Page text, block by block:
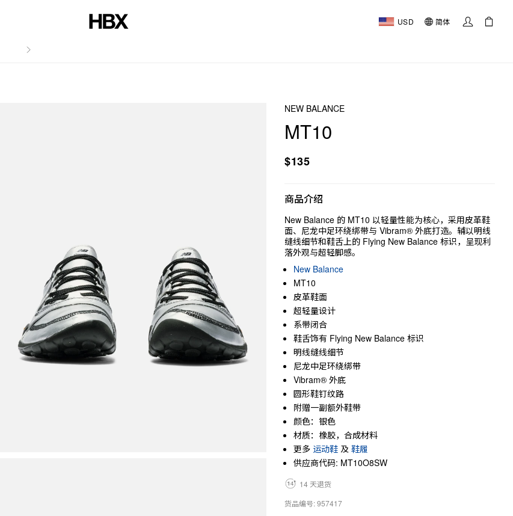
USD 简体
文章
NEW BALANCE
MT10
$135
商品介绍
New Balance 的 MT10 以轻量性能为核心，采用皮革鞋
面、尼龙中足环绕绑带与 Vibram® 外底打造。辅以明线
缝线细节和鞋舌上的 Flying New Balance 标识，呈现利
落外观与超轻脚感。
New Balance
MT10
皮革鞋面
超轻量设计
系带闭合
鞋舌饰有 Flying New Balance 标识
明线缝线细节
尼龙中足环绕绑带
Vibram® 外底
圆形鞋钉纹路
附赠一副额外鞋带
颜色：银色
材质：橡胶，合成材料
更多 运动鞋 及 鞋履
供应商代码: MT10O8SW
14 天退货
货品编号: 957417